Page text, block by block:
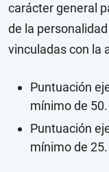
carácter general
de la
vinculadas con la
Puntuación
mínimo de 50.
Puntuación
mínimo de 25.